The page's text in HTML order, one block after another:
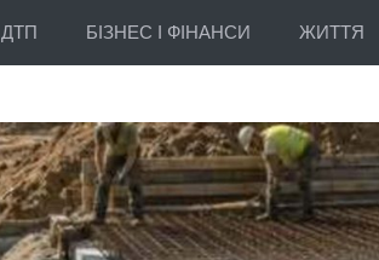
ДТП БІЗНЕС І ФІНАНСИ ЖИТТЯ